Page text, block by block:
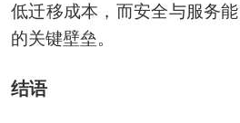
低迁移成本，而安全与服务
的关键壁垒。
结语